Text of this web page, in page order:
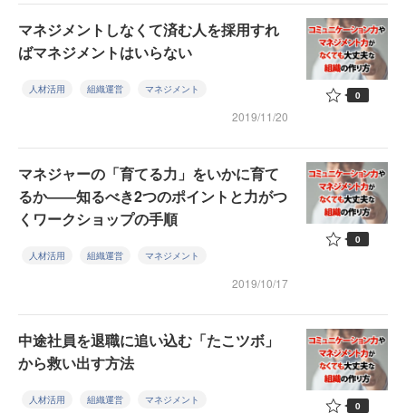
マネジメントしなくて済む人を採用すれ
ばマネジメントはいらない
人材活用 組織運営 マネジメント
2019/11/20
0
マネジャーの「育てる力」をいかに育て
るか――知るべき2つのポイントと力がつ
くワークショップの手順
人材活用 組織運営 マネジメント
2019/10/17
0
中途社員を退職に追い込む「たこツボ」
から救い出す方法
人材活用 組織運営 マネジメント 0